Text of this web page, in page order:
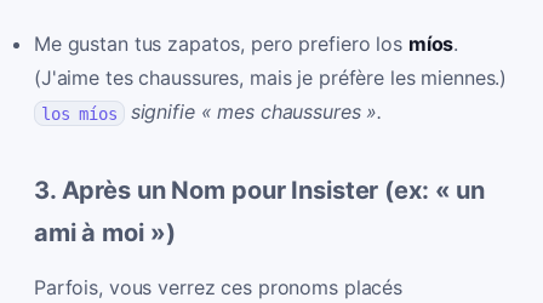
Me gustan tus zapatos, pero prefiero los míos.
(J'aime tes chaussures, mais je préfère les miennes.)
los míos signifie « mes chaussures ».
3. Après un Nom pour Insister (ex: « un
ami à moi »)
Parfois, vous verrez ces pronoms placés